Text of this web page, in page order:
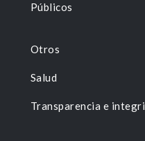
Públicos
Otros
Salud
Transparencia e